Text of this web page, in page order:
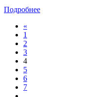
Подробнее
«
1
2
3
4
5
6
7